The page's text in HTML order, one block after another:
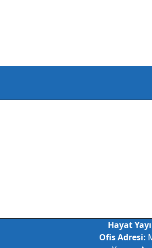
Hayat
Ofis Adresi: